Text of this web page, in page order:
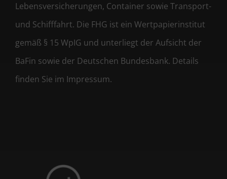
Lebensversicherungen, Container sowie Transport-
und Schifffahrt. Die FHG ist ein Wertpapierinstitut
gemäß § 15 WpIG und unterliegt der Aufsicht der
BaFin sowie der Deutschen Bundesbank. Details
finden Sie im Impressum.